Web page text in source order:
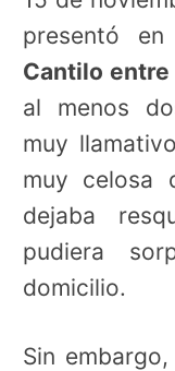
presentó
Cantilo entre
al menos
muy
muy celosa
dejaba
pudiera
domicilio.
Sin